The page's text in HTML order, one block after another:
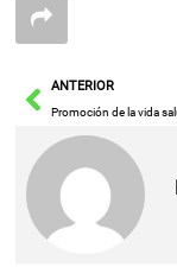
AntANTERIOR